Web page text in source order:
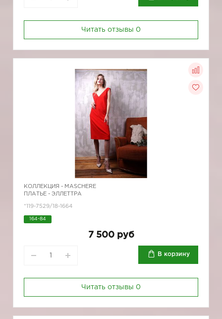
Читать отзывы 0
КОЛЛЕКЦИЯ - MASCHERE
ПЛАТЬЕ - ЭЛЛЕТТРА
*119-7529/18-1664
164-84
7 500 руб
В корзину
Читать отзывы 0